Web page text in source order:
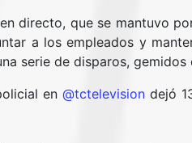
directo, que se mantuvo
a los empleados y
serie de disparos,
en @tctelevisiondejó